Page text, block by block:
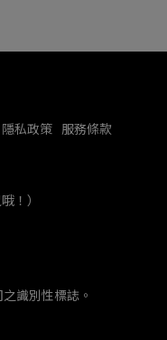
隱私政策 服務條款
！）
識別性標誌。